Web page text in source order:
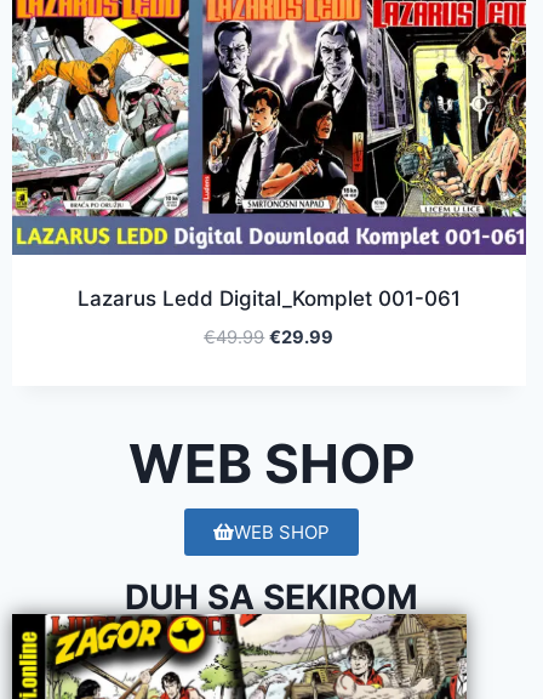
WEB SHOP
Lazarus Ledd Digital_Komplet 001-061
€49.99 €29.99
WEB SHOP
DUH SA SEKIROM